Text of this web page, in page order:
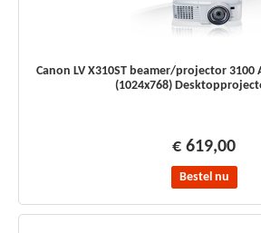
Canon LV X310ST beamer/projector 3100
(1024x768)
€ 619,00
Bestel nu